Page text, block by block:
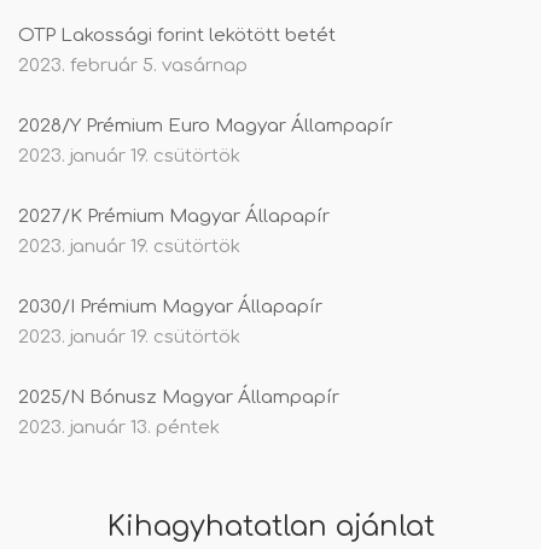
OTP Lakossági forint lekötött betét
2023. február 5. vasárnap
2028/Y Prémium Euro Magyar Állampapír
2023. január 19. csütörtök
2027/K Prémium Magyar Állapapír
2023. január 19. csütörtök
2030/I Prémium Magyar Állapapír
2023. január 19. csütörtök
2025/N Bónusz Magyar Állampapír
2023. január 13. péntek
Kihagyhatatlan ajánlat